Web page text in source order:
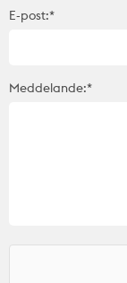
E-post:*
Meddelande:*